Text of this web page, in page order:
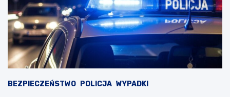
BEZPIECZEŃSTWO POLICJA WYPADKI